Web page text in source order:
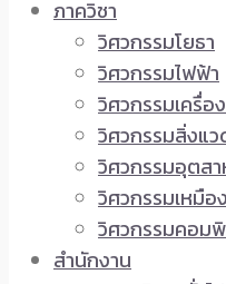
ภาควิชา
วิศวกรรมโยธา
วิศวกรรมไฟฟ้า
วิศวกรรมเครื่อ
วิศวกรรมสิ่งแ
วิศวกรรมอุตสา
วิศวกรรมเหมือ
วิศวกรรมคอม
สำนักงาน